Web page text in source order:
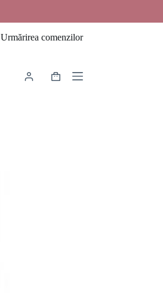
Urmărirea comenzilor
Coș